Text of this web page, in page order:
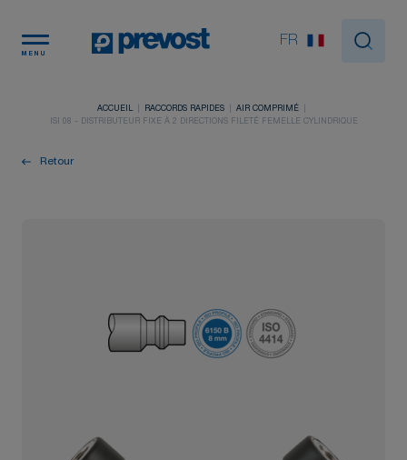
MENU
FR
ACCUEIL RACCORDS RAPIDES
AIR COMPRIMÉ
ISI 08 - DISTRIBUTEUR FIXE À 2 DIRECTIONS FILETÉ FEMELLE CYLINDRIQUE
Retour